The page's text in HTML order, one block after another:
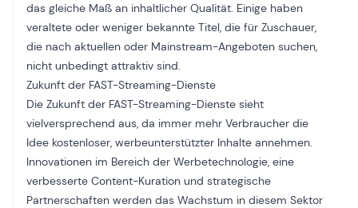
das gleiche Maß an inhaltlicher Qualität. Einige haben
veraltete oder weniger bekannte Titel, die für Zuschauer,
die nach aktuellen oder Mainstream-Angeboten suchen,
nicht unbedingt attraktiv sind.
Zukunft der FAST-Streaming-Dienste
Die Zukunft der FAST-Streaming-Dienste sieht
vielversprechend aus, da immer mehr Verbraucher die
Idee kostenloser, werbeunterstützter Inhalte annehmen.
Innovationen im Bereich der Werbetechnologie, eine
verbesserte Content-Kuration und strategische
Partnerschaften werden das Wachstum in diesem Sektor